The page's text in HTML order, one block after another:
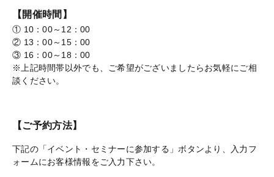
【開催時間】
① 10：00～12：00
② 13：00～15：00
③ 16：00～18：00
※上記時間帯以外でも、ご希望がございましたらお気軽にご相
談ください。
【ご予約方法】
下記の「イベント・セミナーに参加する」ボタンより、入力フ
ォームにお客様情報をご入力下さい。